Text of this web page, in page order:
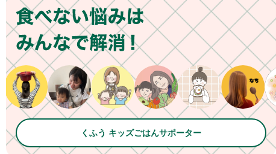
くふう キッズごはんサポーター